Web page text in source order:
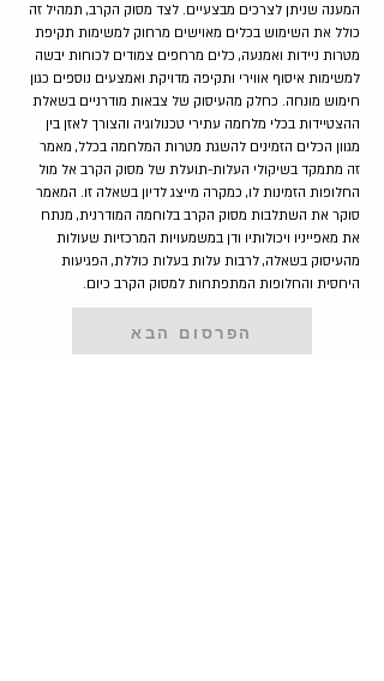
המענה שניתן לצרכים מבצעיים. לצד מסוק הקרב, תמהיל זה
כולל את השימוש בכלים מאוישים מרחוק למשימות תקיפת
מטרות ניידות ואמנעה, כלים מרחפים צמודים לכוחות יבשה
למשימות איסוף אווירי ותקיפה מדויקת ואמצעים נוספים כגון
חימוש מונחה. כחלק מהעיסוק של צבאות מודרניים בשאלת
ההצטיידות בכלי מלחמה עתירי טכנולוגיה והצורך לאזן בין
מגוון הכלים הזמינים להשגת מטרות המלחמה בכלל, מאמר
זה מתמקד בשיקולי העלות-תועלת של מסוק הקרב אל מול
החלופות הזמינות לו, כמקרה מייצג לדיון בשאלה זו. המאמר
סוקר את השתלבות מסוק הקרב בלוחמה המודרנית, מנתח
את מאפייניו ויכולותיו ודן במשמעויות המרכזיות שעולות
מהעיסוק בשאלה, לרבות עלות בעלות כוללת, הפגיעות
היחסית והחלופות המתפתחות למסוק הקרב כיום.
הפרסום הבא